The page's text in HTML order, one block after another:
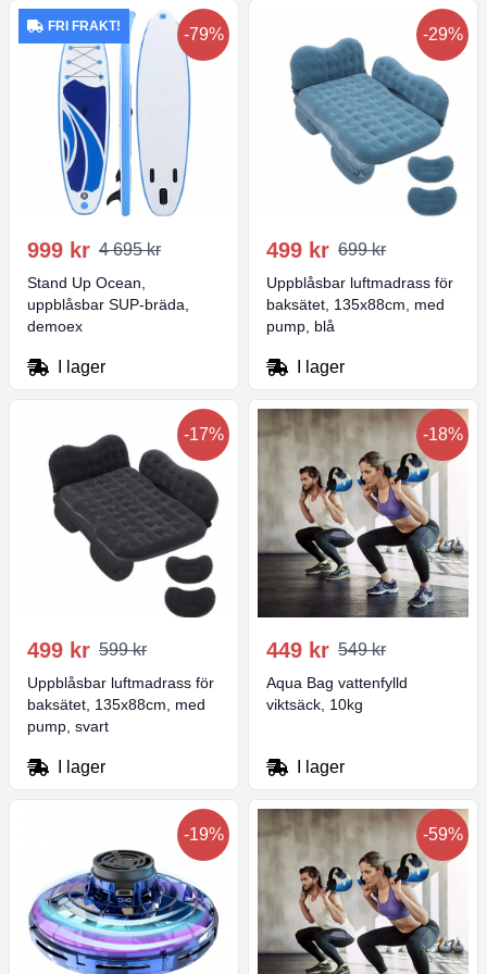
-79%
FRI FRAKT!
999 kr 4 695 kr
Stand Up Ocean,
uppblåsbar SUP-bräda,
demoex
I lager
-29%
499 kr 699 kr
Uppblåsbar luftmadrass för
baksätet, 135x88cm, med
pump, blå
I lager
-17%
499 kr 599 kr
Uppblåsbar luftmadrass för
baksätet, 135x88cm, med
pump, svart
I lager
-18%
449 kr 549 kr
Aqua Bag vattenfylld
viktsäck, 10kg
I lager
-19% -59%